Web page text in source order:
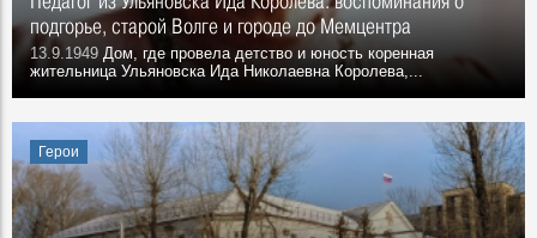
подгорье, старой Волге и городе до Мемцентра
13.9.1949 Дом, где провела детство и юность коренная
жительница Ульяновска Ида Николаевна Королева,...
Герои